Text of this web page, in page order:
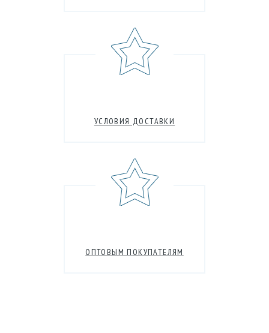
УСЛОВИЯ ДОСТАВКИ
ОПТОВЫМ ПОКУПАТЕЛЯМ